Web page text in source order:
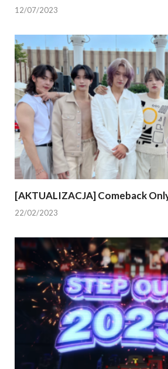
12/07/2023
[AKTUALIZACJA] Comeback
22/02/2023